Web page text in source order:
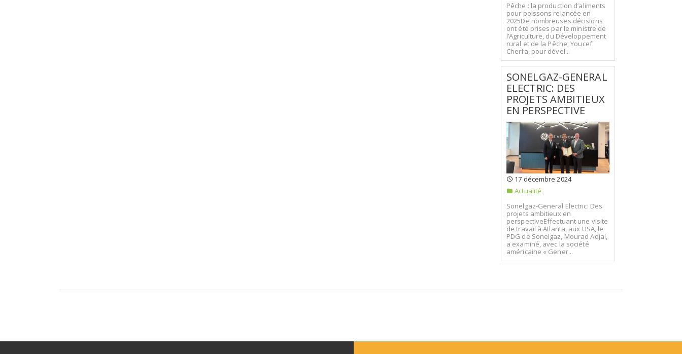
Pêche : la production d’aliments
pour poissons relancée en
2025De nombreuses décisions
ont été prises par le ministre de
l’Agriculture, du Développement
rural et de la Pêche, Youcef
Cherfa, pour dével...
SONELGAZ-GENERAL
ELECTRIC: DES
PROJETS AMBITIEUX
EN PERSPECTIVE
17 décembre 2024
Actualité
Sonelgaz-General Electric: Des
projets ambitieux en
perspectiveEffectuant une visite
de travail à Atlanta, aux USA, le
PDG de Sonelgaz, Mourad Adjal,
a examiné, avec la société
américaine « Gener...